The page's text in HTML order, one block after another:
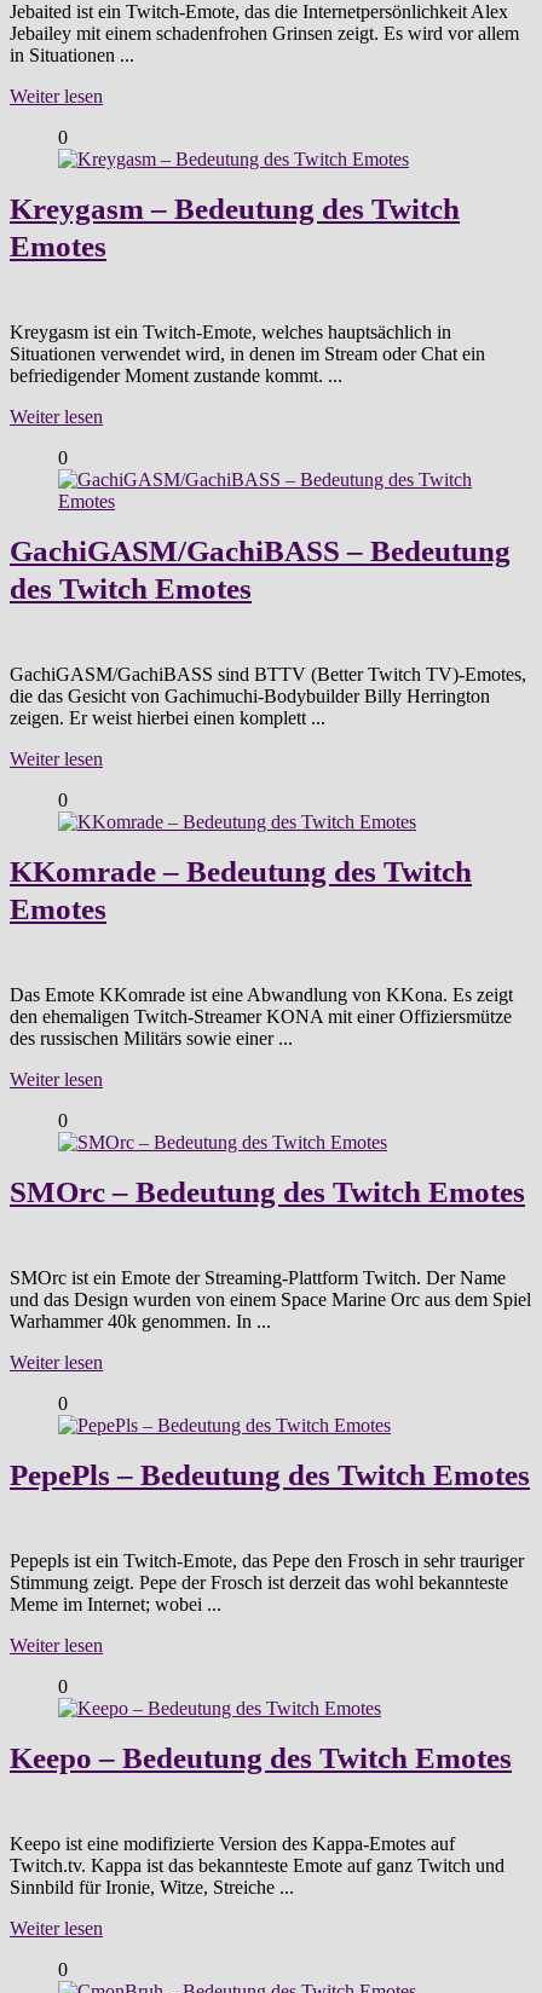
Jebaited ist ein Twitch-Emote, das die Internetpersönlichkeit Alex
Jebailey mit einem schadenfrohen Grinsen zeigt. Es wird vor allem
in Situationen ...
Weiter lesen
0
Kreygasm – Bedeutung des Twitch
Emotes
Kreygasm ist ein Twitch-Emote, welches hauptsächlich in
Situationen verwendet wird, in denen im Stream oder Chat ein
befriedigender Moment zustande kommt. ...
Weiter lesen
0
GachiGASM/GachiBASS – Bedeutung
des Twitch Emotes
GachiGASM/GachiBASS sind BTTV (Better Twitch TV)-Emotes,
die das Gesicht von Gachimuchi-Bodybuilder Billy Herrington
zeigen. Er weist hierbei einen komplett ...
Weiter lesen
0
KKomrade – Bedeutung des Twitch
Emotes
Das Emote KKomrade ist eine Abwandlung von KKona. Es zeigt
den ehemaligen Twitch-Streamer KONA mit einer Offiziersmütze
des russischen Militärs sowie einer ...
Weiter lesen
0
SMOrc – Bedeutung des Twitch Emotes
SMOrc ist ein Emote der Streaming-Plattform Twitch. Der Name
und das Design wurden von einem Space Marine Orc aus dem Spiel
Warhammer 40k genommen. In ...
Weiter lesen
0
PepePls – Bedeutung des Twitch Emotes
Pepepls ist ein Twitch-Emote, das Pepe den Frosch in sehr trauriger
Stimmung zeigt. Pepe der Frosch ist derzeit das wohl bekannteste
Meme im Internet; wobei ...
Weiter lesen
0
Keepo – Bedeutung des Twitch Emotes
Keepo ist eine modifizierte Version des Kappa-Emotes auf
Twitch.tv. Kappa ist das bekannteste Emote auf ganz Twitch und
Sinnbild für Ironie, Witze, Streiche ...
Weiter lesen
0